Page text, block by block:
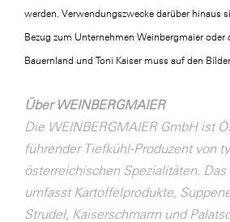
werden. Verwendungszwecke darüber hinaus
Bezug zum Unternehmen Weinbergmaier oder
Bauernland und Toni Kaiser muss auf den
Über WEINBERGMAIER
Die WEINBERGMAIER GmbH ist
führender Tiefkühl-Produzent von
österreichischen Spezialitäten.
umfasst Kartoffelprodukte,
Strudel, Kaiserschmarrn und